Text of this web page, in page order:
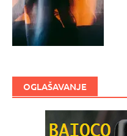
OGLAŠAVANJE